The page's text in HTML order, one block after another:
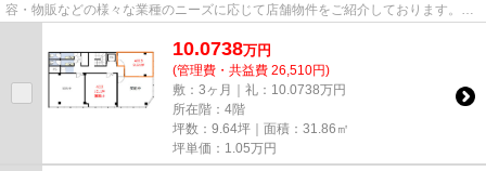
容・物販などの様々な業種のニーズに応じて店舗物件をご紹介しております。
尚、弊社ではおとり広告は一切...
10.0738万円
(管理費・共益費 26,510円)
敷：3ヶ月｜礼：10.0738万円
所在階：4階
坪数：9.64坪｜面積：31.86㎡
坪単価： 1.05万円